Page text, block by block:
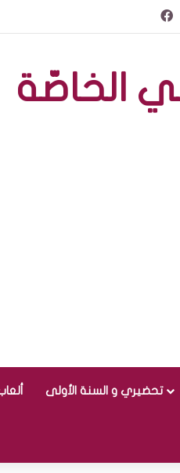
تحضيري و السنة الأولى